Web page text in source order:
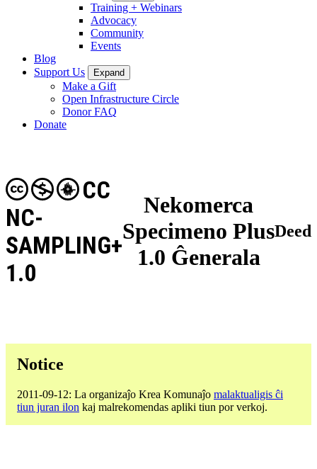
Training + Webinars
Advocacy
Community
Events
Blog
Support Us
Expand
Make a Gift
Open Infrastructure Circle
Donor FAQ
Donate
Nekomerca
Specimeno Plus
1.0 Ĝenerala
CC
NC-
SAMPLING+
1.0
Deed
Notice
2011-09-12: La organizaĵo Krea Komunaĵo malaktualigis ĉi
tiun juran ilon kaj malrekomendas apliki tiun por verkoj.